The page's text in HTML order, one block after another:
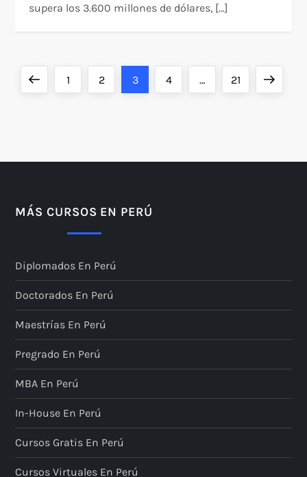
supera los 3.600 millones de dólares, […]
n
c
i
ó
n
d
e
e
PáginaPágina
1 Página
2 Página
3 Página
4 … Página
21
MÁS CURSOS EN PERÚ
Diplomados En Perú
Doctorados En Perú
Maestrías En Perú
Pregrado En Perú
MBA En Perú
In-House En Perú
Cursos Gratis En Perú
Cursos Virtuales En Perú